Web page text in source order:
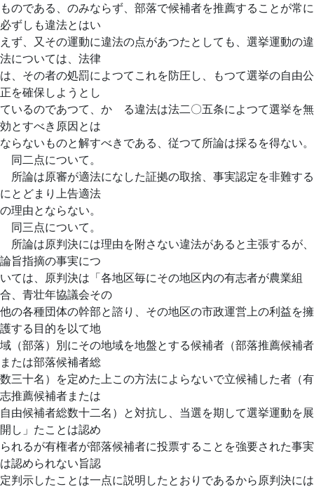
ものである、のみならず、部落で候補者を推薦することが常に
必ずしも違法とはい
えず、又その運動に違法の点があつたとしても、選挙運動の違
法については、法律
は、その者の処罰によつてこれを防圧し、もつて選挙の自由公
正を確保しようとし
ているのであつて、かゝる違法は法二〇五条によつて選挙を無
効とすべき原因とは
ならないものと解すべきである、従つて所論は採るを得ない。
同二点について。
所論は原審が適法になした証拠の取捨、事実認定を非難する
にとどまり上告適法
の理由とならない。
同三点について。
所論は原判決には理由を附さない違法があると主張するが、
論旨指摘の事実につ
いては、原判決は「各地区毎にその地区内の有志者が農業組
合、青壮年協議会その
他の各種団体の幹部と諮り、その地区の市政運営上の利益を擁
護する目的を以て地
域（部落）別にその地域を地盤とする候補者（部落推薦候補者
または部落候補者総
数三十名）を定めた上この方法によらないで立候補した者（有
志推薦候補者または
自由候補者総数十二名）と対抗し、当選を期して選挙運動を展
開し」たことは認め
られるが有権者が部落候補者に投票することを強要された事実
は認められない旨認
定判示したことは一点に説明したとおりであるから原判決には